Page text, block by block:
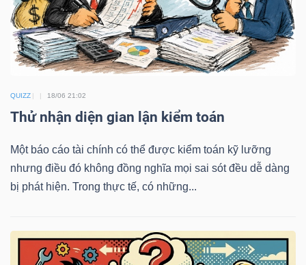
QUIZZ 18/06 21:02
Thử nhận diện gian lận kiểm toán
Một báo cáo tài chính có thể được kiểm toán kỹ lưỡng
nhưng điều đó không đồng nghĩa mọi sai sót đều dễ dàng
bị phát hiện. Trong thực tế, có những...
NGHIỆP
PHIẾU
PHÁI
SINH
TRÁI